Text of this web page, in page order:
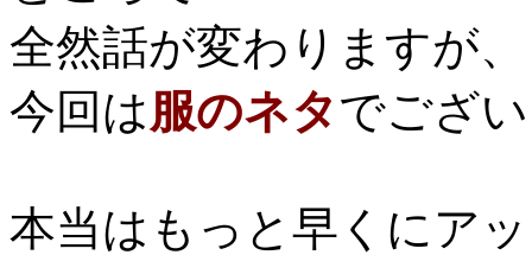
全然話が変わりますが、
今回は服のネタでござ
本当はもっと早くにア